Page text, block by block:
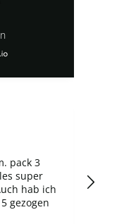
pack 3
super
hab ich
gezogen